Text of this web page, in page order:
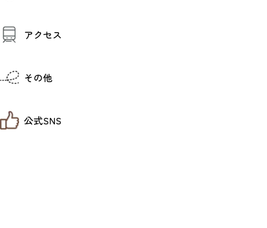
お役立ち情報
アクセス
市内の交通情報
その他
お問い合わせ
公式SNS